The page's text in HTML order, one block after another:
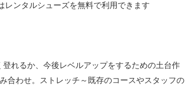
ンタルシューズを無料で利用できます
れるか、今後レベルアップをするための土台作
合わせ。ストレッチ～既存のコースやスタッフの